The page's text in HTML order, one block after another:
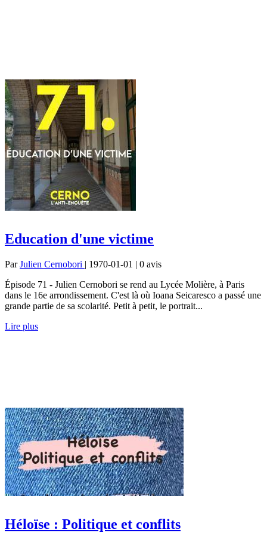
Education d'une victime
ParJulien Cernobori | 1970-01-01 | 0 avis
Épisode 71 - Julien Cernobori se rend au Lycée Molière, à Paris
dans le 16e arrondissement. C'est là où Ioana Seicaresco a passé une
grande partie de sa scolarité. Petit à petit, le portrait...
Lire plus
Héloïse : Politique et conflits